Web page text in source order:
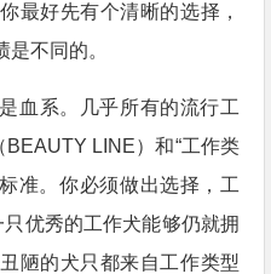
最好先有个清晰的选择，
不同的。
血系。几乎所有的流行工
BEAUTY LINE）和“工作类
准。你必须做出选择，工
优秀的工作犬能够仍就拥
陋的犬只都来自工作类型